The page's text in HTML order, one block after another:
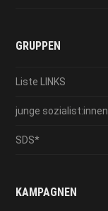
GRUPPEN
Liste LINKS
junge sozialist:innen
SDS*
KAMPAGNEN